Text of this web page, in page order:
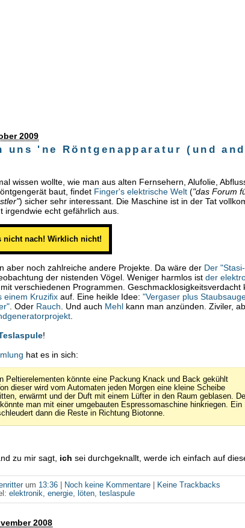
2009
uns 'ne Röntgenapparatur (und
wissen wollte, wie man aus alten Fernsehern, Alufolie,
baut, findet Finger's elektrische Welt ("das Forum
) sicher sehr interessant. Die Maschine ist in der Tat
irgendwie echt gefährlich aus.
nicht nach! Wirklich nicht!
aber noch zahlreiche andere Projekte. Da wäre der Der "Stasi-
der nistenden Vögel. Weniger harmlos istder
mit verschiedenen Programmen. Geschmacklosigkeitsverdacht
einem Kruzifix auf. Eine heikle Idee:"Vergaser plus
. Oder Rauch . Und auch Mehl kann man anzünden. Ziviler,
!
hat es in sich:
Peltierelementen könnte eine Packung Knack und Back gekühlt
dieser wird vom Automaten jeden Morgen eine kleine Scheibe
erwärmt und der Duft mit einem Lüfter in den Raum geblasen.
man mit einer umgebauten Espressomaschine hinkriegen. Ein
dann die Reste in Richtung Biotonne.
zu mir sagt, ich sei durchgeknallt, werde ich einfach auf
um 13:36 Noch keine Kommentare
Keine Trackbacks
elektronik ,energie löten ,teslaspule
2008